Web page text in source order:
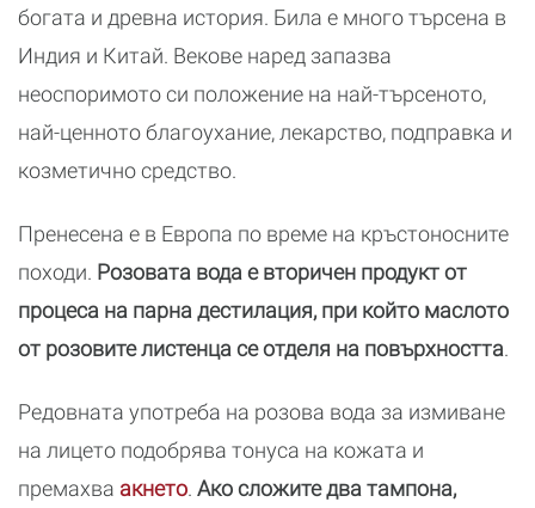
богата и древна история. Била е много търсена в
Индия и Китай. Векове наред запазва
неоспоримото си положение на най-търсеното,
най-ценното благоухание, лекарство, подправка и
козметично средство.
Пренесена е в Европа по време на кръстоносните
походи. Розовата вода е вторичен продукт от
процеса на парна дестилация, при който маслото
от розовите листенца се отделя на повърхността.
Редовната употреба на розова вода за измиване
на лицето подобрява тонуса на кожата и
премахва акнето. Ако сложите два тампона,